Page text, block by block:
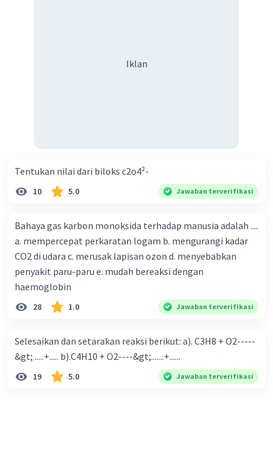
Iklan
Tentukan nilai dari biloks c2o4²-
10 5.0 Jawaban terverifikasi
Bahaya gas karbon monoksida terhadap manusia adalah ....
a. mempercepat perkaratan logam b. mengurangi kadar
CO2 di udara c. merusak lapisan ozon d. menyebabkan
penyakit paru-paru e. mudah bereaksi dengan
haemoglobin
28 1.0 Jawaban terverifikasi
Selesaikan dan setarakan reaksi berikut: a). C3H8 + O2-----
&gt; .....+..... b).C4H10 + O2----&gt;.......+......
19 5.0 Jawaban terverifikasi